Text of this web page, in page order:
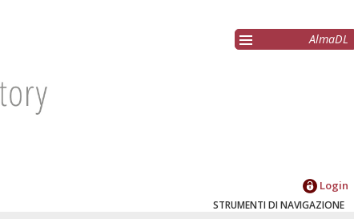
AlmaDL
Login
STRUMENTI DI NAVIGAZIONE